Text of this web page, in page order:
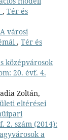
, Tér és
városi
, Tér és
középvárosok
20. évf. 4.
Zoltán,
eltérései
2. szám (2014):
a